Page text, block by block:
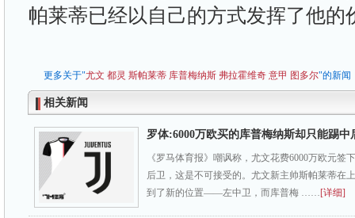
帕莱蒂已经以自己的方式发挥了他的
更多关于"尤文 都灵 斯帕莱蒂 库普梅纳斯 弗拉霍维奇 意甲 图多尔"的新闻
相关新闻
罗体:6000万欧买的库普梅纳斯却只能踢中
《罗马体育报》嘲讽称，尤文花费6000万欧元签
后卫，这是不可接受的。尤文新主帅斯帕莱蒂在
到了新的位置——左中卫，而库普梅 ……[详细]